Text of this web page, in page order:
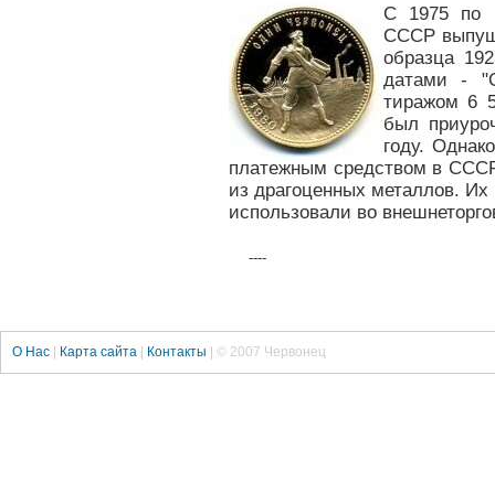
С 1975 по
СССР
образца
датами -
тиражом 6
был
году.
платежным средством в
из драгоценных металлов.
использовали во
----
О Нас Карта сайта Контакты | © 2007 Червонец